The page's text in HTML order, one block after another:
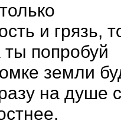
и грязь,
попробуй
земли
на душе